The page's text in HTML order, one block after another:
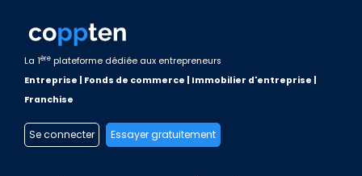
La 1ère plateforme dédiée aux entrepreneurs
Entreprise | Fonds de commerce | Immobilier d'entreprise |
Franchise
Se connecter Essayer gratuitement